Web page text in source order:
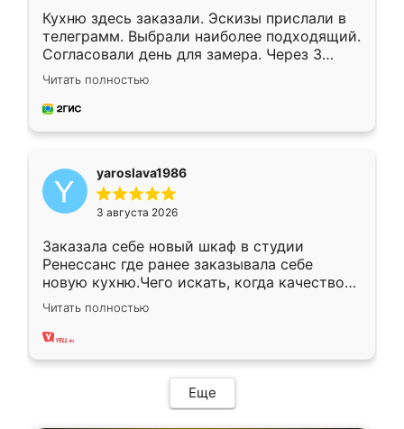
Кухню здесь заказали. Эскизы прислали в
телеграмм. Выбрали наиболее подходящий.
Согласовали день для замера. Через 3
недели кухня была уже готова. Остались
довольны работой. Спасибо Ренессанс
мебель за качественную работу!
Читать полностью
yaroslava1986
3 августа 2026
Заказала себе новый шкаф в студии
Ренессанс где ранее заказывала себе
новую кухню.Чего искать, когда качеством
вполне довольна. Служит кухня уже почти
два года, нареканий нет.
Читать полностью
Еще